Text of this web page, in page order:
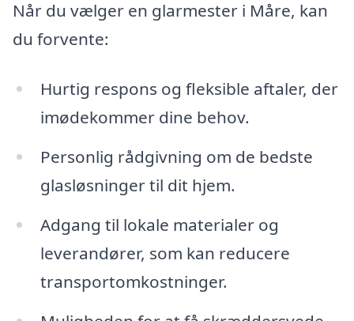
Når du vælger en glarmester i Måre, kan
du forvente:
Hurtig respons og fleksible aftaler, der
imødekommer dine behov.
Personlig rådgivning om de bedste
glasløsninger til dit hjem.
Adgang til lokale materialer og
leverandører, som kan reducere
transportomkostninger.